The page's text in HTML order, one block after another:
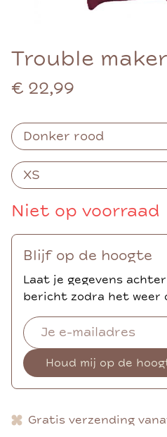
Trouble maker
€ 22,99
Niet op voorraad
Blijf op de hoogte
Laat je gegevens
bericht zodra het weer
Houd mij op de
Gratis verzending